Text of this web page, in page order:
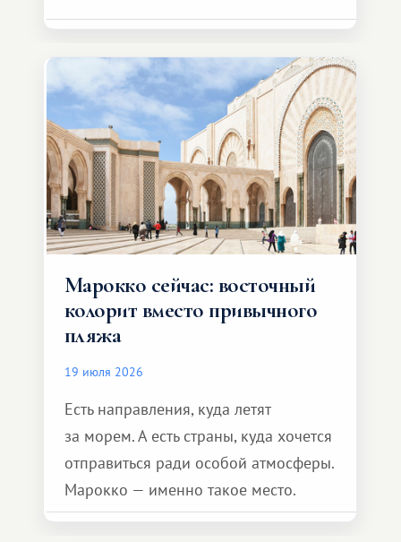
Марокко сейчас: восточный
колорит вместо привычного
пляжа
19 июля 2026
Есть направления, куда летят
за морем. А есть страны, куда хочется
отправиться ради особой атмосферы.
Марокко — именно такое место.